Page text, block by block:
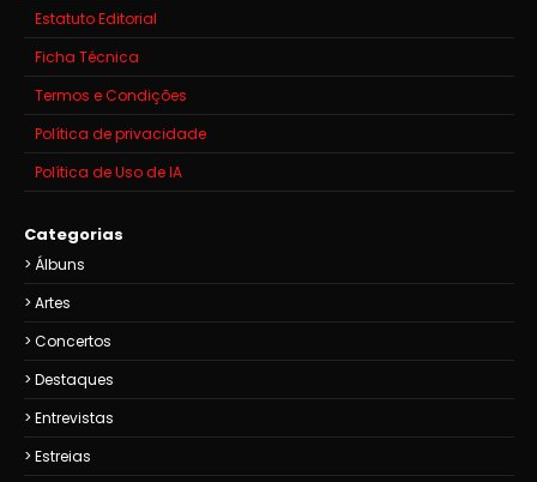
Estatuto Editorial
Ficha Técnica
Termos e Condições
Política de privacidade
Política de Uso de IA
Categorias
Álbuns
Artes
Concertos
Destaques
Entrevistas
Estreias